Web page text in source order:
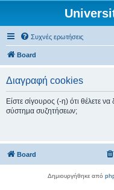
Συχνές ερωτήσεις
Board
Διαγραφή cookies
Είστε σίγουρος (-η) ότι θέλετε
σύστημα συζητήσεων;
Board
Δημιουργήθηκε από